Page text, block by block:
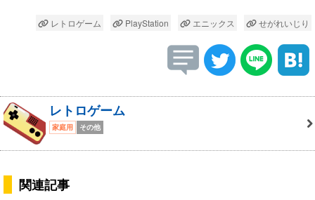
レトロゲーム PlayStation エニックス せがれいじり
レトロゲーム
家庭用 その他
関連記事